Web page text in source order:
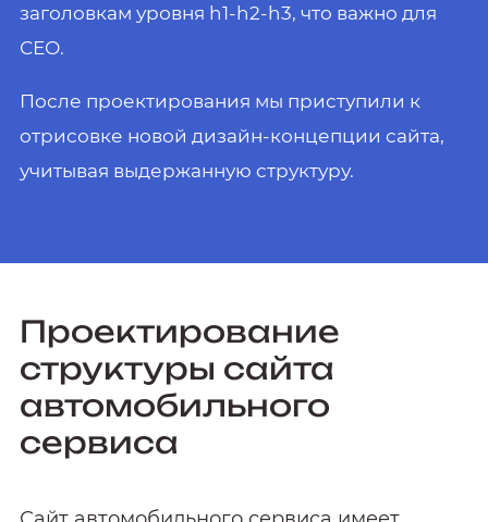
заголовкам уровня h1-h2-h3, что важно для
СЕО.
После проектирования мы приступили к
отрисовке новой дизайн-концепции сайта,
учитывая выдержанную структуру.
Проектирование
структуры сайта
автомобильного
сервиса